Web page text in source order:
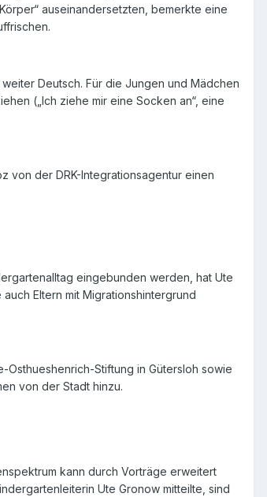
auseinandersetzten, bemerkte eine
Deutsch. Für die Jungen und Mädchen
(„Ich ziehe mir eine Socken an“, eine
von der DRK-Integrationsagentur einen
eingebunden werden, hat Ute
Eltern mit Migrationshintergrund
Stiftung in Gütersloh sowie
von der Stadt hinzu.
kann durch Vorträge erweitert
Ute Gronow mitteilte, sind